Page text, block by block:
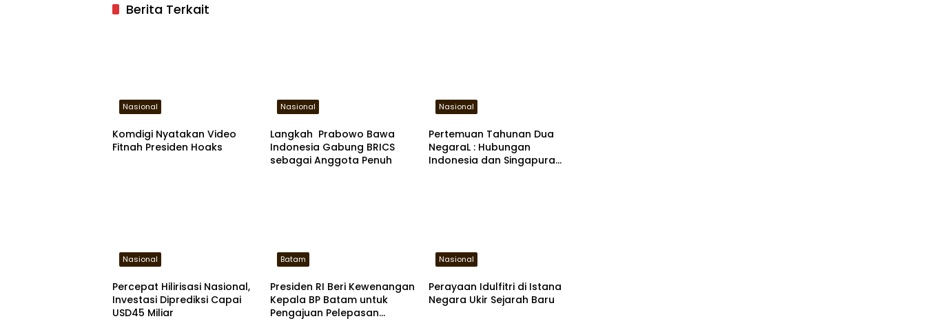
Berita Terkait
Nasional
Komdigi Nyatakan Video
Fitnah Presiden Hoaks
Nasional
Langkah Prabowo Bawa
Indonesia Gabung BRICS
sebagai Anggota Penuh
Nasional
Pertemuan Tahunan Dua
NegaraL : Hubungan
Indonesia dan Singapura
Nasional
Percepat Hilirisasi Nasional,
Investasi Diprediksi Capai
USD45 Miliar
Batam
Presiden RI Beri Kewenangan
Kepala BP Batam untuk
Pengajuan Pelepasan
Nasional
Perayaan Idulfitri di Istana
Negara Ukir Sejarah Baru